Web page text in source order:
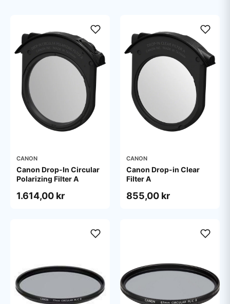
CANON
Canon Drop-In Circular
Polarizing Filter A
1.614,00 kr
CANON
Canon Drop-in Clear
Filter A
855,00 kr